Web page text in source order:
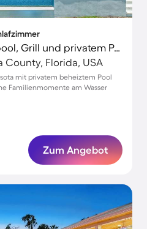
Ferienhaus mit Whirlpool, Grill und privatem Pool | Stadtblick | Ideal für Homeoffice
County, Florida, USA
mit privatem beheiztem Pool
Familienmomente am Wasser
Zum Angebot